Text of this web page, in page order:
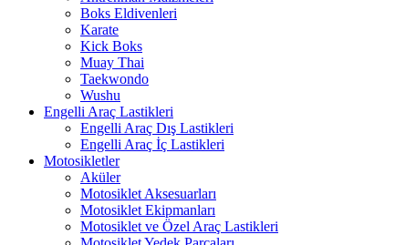
Boks Eldivenleri
Karate
Kick Boks
Muay Thai
Taekwondo
Wushu
Engelli Araç Lastikleri
Engelli Araç Dış Lastikleri
Engelli Araç İç Lastikleri
Motosikletler
Aküler
Motosiklet Aksesuarları
Motosiklet Ekipmanları
Motosiklet ve Özel Araç Lastikleri